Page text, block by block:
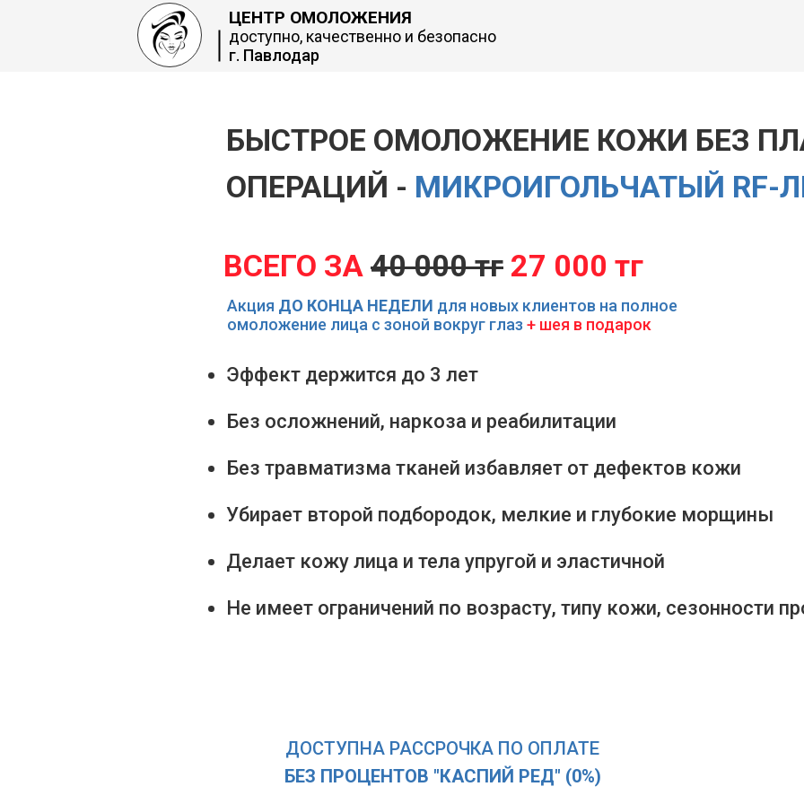
ЦЕНТР ОМОЛОЖЕНИЯ
доступно, качественно и безопасно
г. Павлодар
БЫСТРОЕ ОМОЛОЖЕНИЕ КОЖИ БЕЗ
ОПЕРАЦИЙ - МИКРОИГОЛЬЧАТЫЙ RF-
Эффект держится до 3 лет
Без осложнений, наркоза и реабилитации
Без травматизма тканей избавляет от дефектов кожи
Убирает второй подбородок, мелкие и глубокие морщины
Делает кожу лица и тела упругой и эластичной
Не имеет ограничений по возрасту, типу кожи, сезонности
Акция ДО КОНЦА НЕДЕЛИ для новых клиентов на полное
омоложение лица с зоной вокруг глаз + шея в подарок
ВСЕГО ЗА 40 000 тг 27 000 тг
ДОСТУПНА РАССРОЧКА ПО ОПЛАТЕ
БЕЗ ПРОЦЕНТОВ "КАСПИЙ РЕД" (0%)